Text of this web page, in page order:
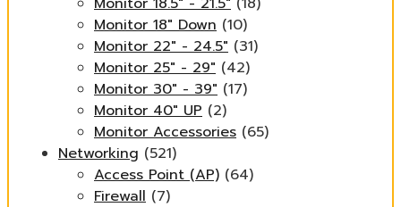
Monitor 18" Down (10)
Monitor 22" - 24.5" (31)
Monitor 25" - 29" (42)
Monitor 30" - 39" (17)
Monitor 40" UP (2)
Monitor Accessories (65)
Networking (521)
Access Point (AP) (64)
Firewall (7)